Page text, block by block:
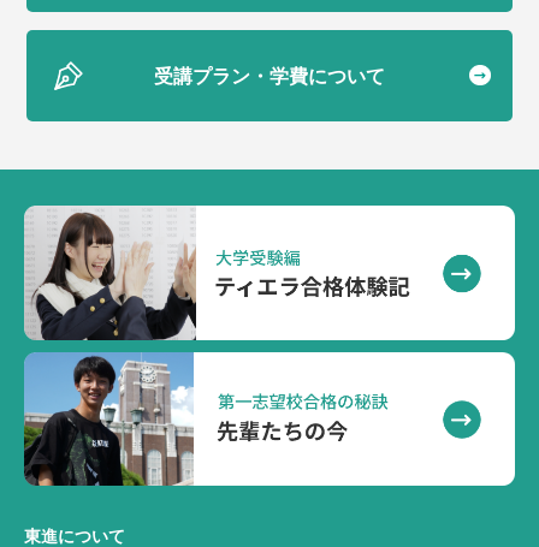
受講プラン・学費について
東進について